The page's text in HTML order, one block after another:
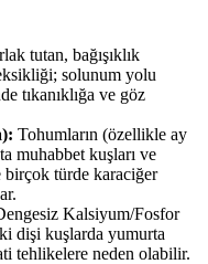
tutan, bağışıklık
solunum yolu
tıkanıklığa ve göz
Tohumların (özellikle ay
muhabbet kuşları ve
birçok türde karaciğer
Kalsiyum/Fosfor
dişi kuşlarda yumurta
tehlikelere neden olabilir.